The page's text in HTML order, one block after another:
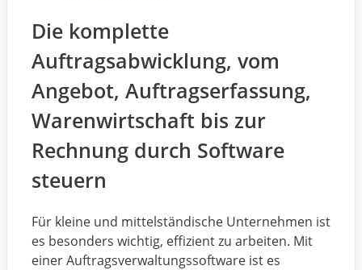
Die komplette
Auftragsabwicklung, vom
Angebot, Auftragserfassung,
Warenwirtschaft bis zur
Rechnung durch Software
steuern
Für kleine und mittelständische Unternehmen ist
es besonders wichtig, effizient zu arbeiten. Mit
einer Auftragsverwaltungssoftware ist es